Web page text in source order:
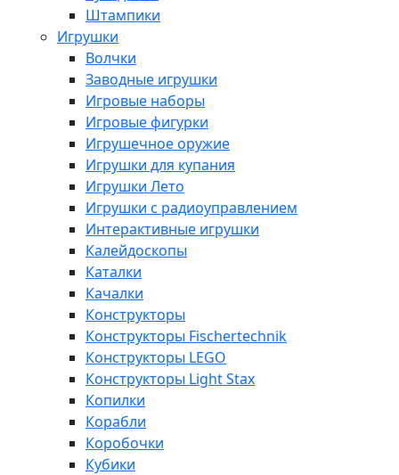
Штампики
Игрушки
Волчки
Заводные игрушки
Игровые наборы
Игровые фигурки
Игрушечное оружие
Игрушки для купания
Игрушки Лето
Игрушки с радиоуправлением
Интерактивные игрушки
Калейдоскопы
Каталки
Качалки
Конструкторы
Конструкторы Fisсhertechnik
Конструкторы LEGO
Конструкторы Light Stax
Копилки
Корабли
Коробочки
Кубики